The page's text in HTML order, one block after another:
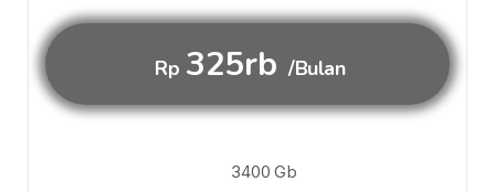
Rp 325rb /Bulan
3400 Gb